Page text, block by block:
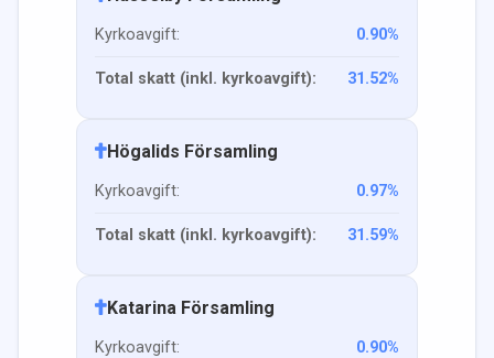
Kyrkoavgift: 0.90%
Total skatt (inkl. kyrkoavgift): 31.52%
Högalids Församling
Kyrkoavgift: 0.97%
Total skatt (inkl. kyrkoavgift): 31.59%
Katarina Församling
Kyrkoavgift: 0.90%